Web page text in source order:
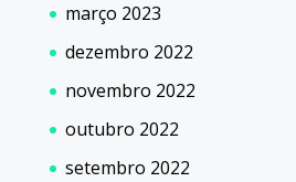
março 2023
dezembro 2022
novembro 2022
outubro 2022
setembro 2022